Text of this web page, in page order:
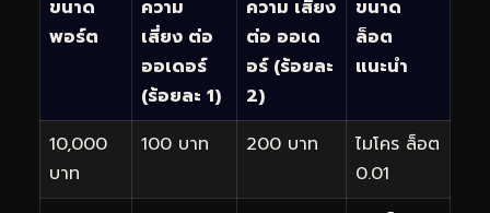
ขนาด
พอร์ต
ความ
เสี่ยง ต่อ
ออเดอร์
(ร้อยละ 1)
ความ เสี่ยง
ต่อ ออเด
อร์ (ร้อยละ
2)
ขนาด
ล็อต
แนะนำ
10,000
บาท
100 บาท 200 บาท
ไมโคร ล็อต
0.01